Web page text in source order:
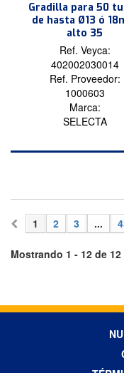
Gradilla para 50
de hasta Ø13 ó
alto 35
Ref. Veyca:
402002030014
Ref. Proveedor:
1000603
Marca:
SELECTA
1 2 3 ...
Mostrando 1 - 12 de 12